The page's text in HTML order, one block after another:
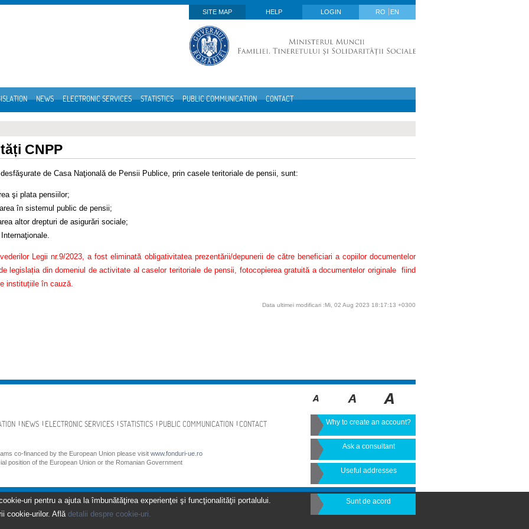
SITE MAP
HELP LOGIN RO EN
NEWS ELECTRONIC SERVICES STATISTICS PUBLIC COMMUNICATION CONTACT
CNPP
de Casa Naţională de Pensii Publice, prin casele teritoriale de pensii, sunt:
şi plata pensiilor;
în sistemul public de pensii;
altor drepturi de asigurări sociale;
Legii nr.9/2023, a fost eliminată obligativitatea prezentării/depunerii de către beneficiari a copiilor documentelor
legislația din domeniul de activitate al caselor teritoriale de pensii, fotocopierea gratuită a documentelor originale fiind
instituțiile în cauză.
Data ultimei modificari :Mi, 02 Aug 2023 18:17:13 +0300
NEWS ELECTRONIC SERVICES STATISTICS PUBLIC COMMUNICATION CONTACT
co-financed by the European Union please visit www.fonduri-ue.ro
position of the European Union or the Romanian Government
Why to create an account?
Ask a consultant
Useful addresses
uri pentru a ajuta la îmbunătăţirea experienţei şi funcţionalităţii portalului.
cookie-urilor. Află detalii despre cookie-uri.
Sunt de acord